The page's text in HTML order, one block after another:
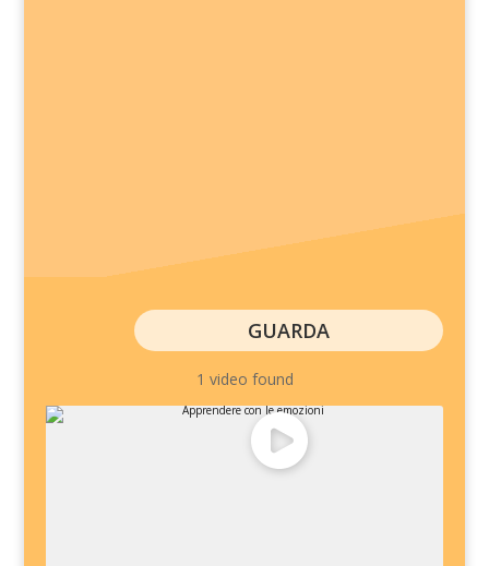
GUARDA
1 video found